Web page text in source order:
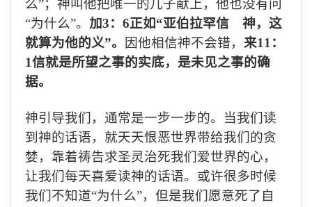
么”；神叫他把唯一的儿子献上，他也没有问
“为什么”。 加3： 6正如“亚伯拉罕信 神，这
就算为他的义”。
因他相信神不会错， 来11 ：
1信就是所望之事的实底，是未见之事的确
据。
神引导我们，通常是一步一步的。当我们读
到神的话语，就天天恨恶世界带给我们的贪
婪，靠着祷告求圣灵治死我们爱世界的心，
让我们每天喜爱读神的话语。或许很多时候
我们不知道“为什么”，但是我们愿意死了自